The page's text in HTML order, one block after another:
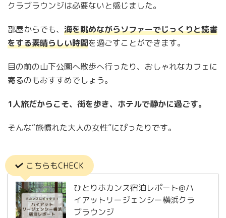
クラブラウンジは必要ないと感じました。
部屋からでも、 海を眺めながらソファーでじっくりと読書
をする素晴らしい時間を過ごすことができます。
目の前の山下公園へ散歩へ行ったり、おしゃれなカフェに
寄るのもおすすめでしょう。
1人旅だからこそ、街を歩き、ホテルで静かに過ごす。
そんな“旅慣れた大人の女性”にぴったりです。
こちらもCHECK
ひとりホカンス宿泊レポート@ハ
イアットリージェンシー横浜クラ
ブラウンジ